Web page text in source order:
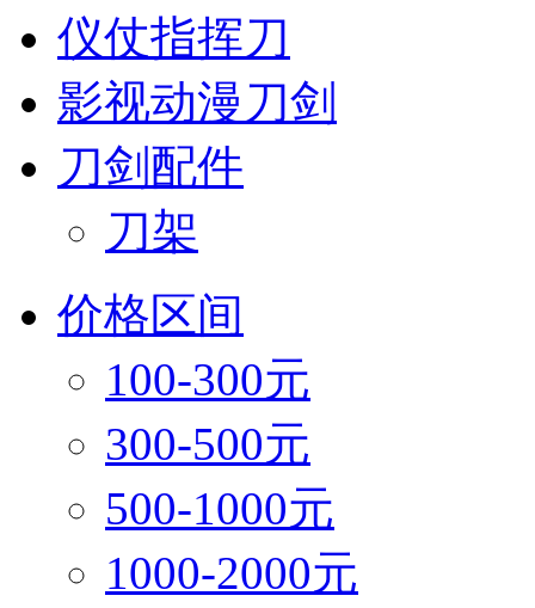
仪仗指挥刀
影视动漫刀剑
刀剑配件
刀架
价格区间
100-300元
300-500元
500-1000元
1000-2000元